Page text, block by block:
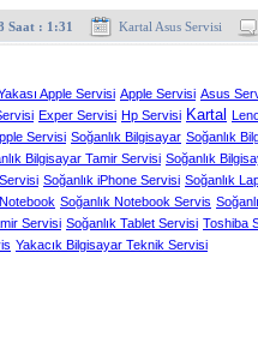
Saat : 1:31 Kartal Asus Servisi
Apple Servisi Apple Servisi Asus
Exper Servisi Hp Servisi Kartal
Servisi Soğanlık Bilgisayar Soğanlık
Bilgisayar Tamir Servisi Soğanlık
Soğanlık iPhone Servisi Soğanlık
Soğanlık Notebook Servis
Servisi Soğanlık Tablet Servisi Toshiba
Yakacık Bilgisayar Teknik Servisi